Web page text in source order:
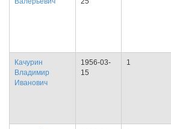
Качурин
Владимир
Иванович
1956-03-
15
1